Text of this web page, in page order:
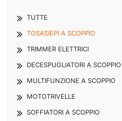
TUTTE
TOSASIEPI A SCOPPIO
TRIMMER ELETTRICI
DECESPUGLIATORI A SCOPPIO
MULTIFUNZIONE A SCOPPIO
MOTOTRIVELLE
SOFFIATORI A SCOPPIO